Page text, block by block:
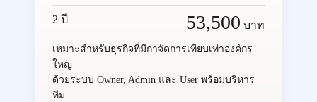
2 ปี 53,500 บาท
เหมาะสำหรับธุรกิจที่มีกาจัดการเทียบเท่าองค์กร
ใหญ่
ด้วยระบบ Owner, Admin และ User พร้อมบริหาร
ทีม